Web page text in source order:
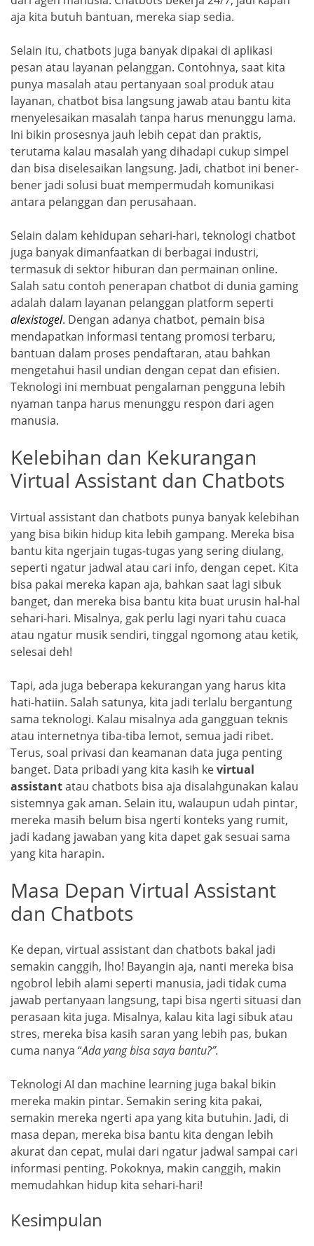
aja kita butuh bantuan, mereka siap sedia.
Selain itu, chatbots juga banyak dipakai di aplikasi
pesan atau layanan pelanggan. Contohnya, saat kita
punya masalah atau pertanyaan soal produk atau
layanan, chatbot bisa langsung jawab atau bantu kita
menyelesaikan masalah tanpa harus menunggu lama.
Ini bikin prosesnya jauh lebih cepat dan praktis,
terutama kalau masalah yang dihadapi cukup simpel
dan bisa diselesaikan langsung. Jadi, chatbot ini bener-
bener jadi solusi buat mempermudah komunikasi
antara pelanggan dan perusahaan.
Selain dalam kehidupan sehari-hari, teknologi chatbot
juga banyak dimanfaatkan di berbagai industri,
termasuk di sektor hiburan dan permainan online.
Salah satu contoh penerapan chatbot di dunia gaming
adalah dalam layanan pelanggan platform seperti
alexistogel. Dengan adanya chatbot, pemain bisa
mendapatkan informasi tentang promosi terbaru,
bantuan dalam proses pendaftaran, atau bahkan
mengetahui hasil undian dengan cepat dan efisien.
Teknologi ini membuat pengalaman pengguna lebih
nyaman tanpa harus menunggu respon dari agen
manusia.
Kelebihan dan Kekurangan
Virtual Assistant dan Chatbots
Virtual assistant dan chatbots punya banyak kelebihan
yang bisa bikin hidup kita lebih gampang. Mereka bisa
bantu kita ngerjain tugas-tugas yang sering diulang,
seperti ngatur jadwal atau cari info, dengan cepet. Kita
bisa pakai mereka kapan aja, bahkan saat lagi sibuk
banget, dan mereka bisa bantu kita buat urusin hal-hal
sehari-hari. Misalnya, gak perlu lagi nyari tahu cuaca
atau ngatur musik sendiri, tinggal ngomong atau ketik,
selesai deh!
Tapi, ada juga beberapa kekurangan yang harus kita
hati-hatiin. Salah satunya, kita jadi terlalu bergantung
sama teknologi. Kalau misalnya ada gangguan teknis
atau internetnya tiba-tiba lemot, semua jadi ribet.
Terus, soal privasi dan keamanan data juga penting
banget. Data pribadi yang kita kasih kevirtual
assistantatau chatbots bisa aja disalahgunakan kalau
sistemnya gak aman. Selain itu, walaupun udah pintar,
mereka masih belum bisa ngerti konteks yang rumit,
jadi kadang jawaban yang kita dapet gak sesuai sama
yang kita harapin.
Masa Depan Virtual Assistant
dan Chatbots
Ke depan, virtual assistant dan chatbots bakal jadi
semakin canggih, lho! Bayangin aja, nanti mereka bisa
ngobrol lebih alami seperti manusia, jadi tidak cuma
jawab pertanyaan langsung, tapi bisa ngerti situasi dan
perasaan kita juga. Misalnya, kalau kita lagi sibuk atau
stres, mereka bisa kasih saran yang lebih pas, bukan
cuma nanya “Ada yang bisa saya bantu?”.
Teknologi AI dan machine learning juga bakal bikin
mereka makin pintar. Semakin sering kita pakai,
semakin mereka ngerti apa yang kita butuhin. Jadi, di
masa depan, mereka bisa bantu kita dengan lebih
akurat dan cepat, mulai dari ngatur jadwal sampai cari
informasi penting. Pokoknya, makin canggih, makin
memudahkan hidup kita sehari-hari!
Kesimpulan